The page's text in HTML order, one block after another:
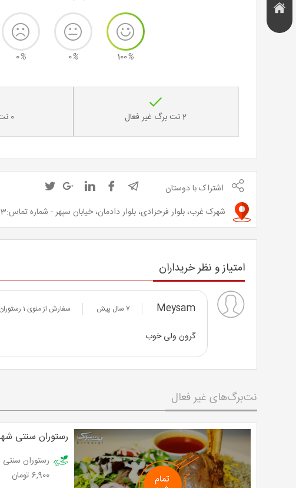
تخفیف
هتل و
اقامتگاه
100%
0%
0%
2 نت برگ غیر فعال 0 نت برگ فعال
اشتراک با دوستان
شهرک غرب، بلوار فرحزادی، بلوار دادمان، خیابان سپهر - شماره تماس:88575253
امتیاز و نظر خریداران
Meysam ۷ سال پیش سفارش از منوی 1 رستوران سنتی شهربانو به ارزش 19,200 تومان با 50% تخفیف و پرداخت تنها 9,600 تومان
گرون ولی خوب
نت‌برگ‌های غیر فعال
رستوران سنتی
6,900 تومان